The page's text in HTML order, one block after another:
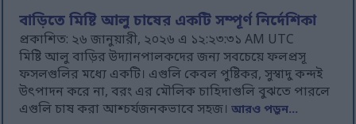
বাড়িতে মিষ্টি আলু চাষের একটি সম্পূর্ণ নির্দেশিকা
প্রকাশিত: ২৬ জানুয়ারী, ২০২৬ এ ১২:২৩:৩১ AM UTC
মিষ্টি আলু বাড়ির উদ্যানপালকদের জন্য সবচেয়ে ফলপ্রসূ
ফসলগুলির মধ্যে একটি। এগুলি কেবল পুষ্টিকর, সুস্বাদু কন্দই
উৎপাদন করে না, বরং এর মৌলিক চাহিদাগুলি বুঝতে পারলে
এগুলি চাষ করা আশ্চর্যজনকভাবে সহজ।আরও পড়ুন...